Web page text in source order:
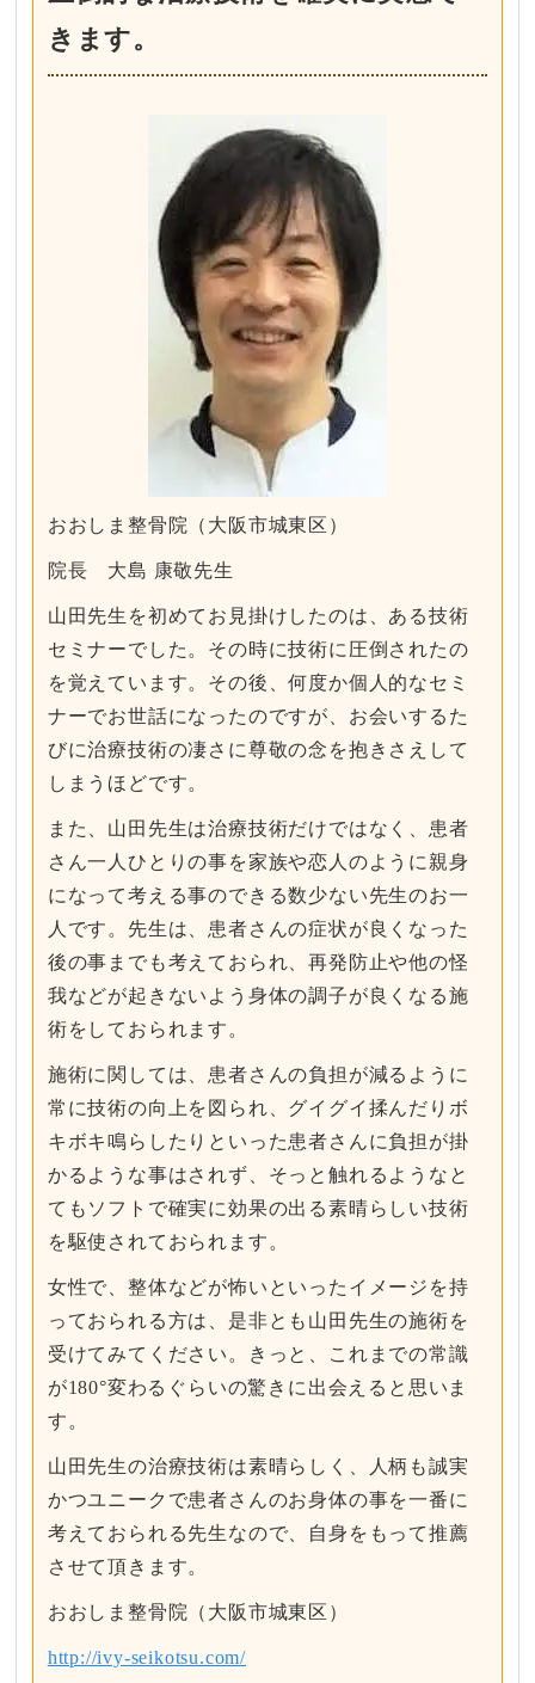
きます。
おおしま整骨院（大阪市城東区）
院長 大島 康敬先生
山田先生を初めてお見掛けしたのは、ある技術
セミナーでした。その時に技術に圧倒されたの
を覚えています。その後、何度か個人的なセミ
ナーでお世話になったのですが、お会いするた
びに治療技術の凄さに尊敬の念を抱きさえして
しまうほどです。
また、山田先生は治療技術だけではなく、患者
さん一人ひとりの事を家族や恋人のように親身
になって考える事のできる数少ない先生のお一
人です。先生は、患者さんの症状が良くなった
後の事までも考えておられ、再発防止や他の怪
我などが起きないよう身体の調子が良くなる施
術をしておられます。
施術に関しては、患者さんの負担が減るように
常に技術の向上を図られ、グイグイ揉んだりボ
キボキ鳴らしたりといった患者さんに負担が掛
かるような事はされず、そっと触れるようなと
てもソフトで確実に効果の出る素晴らしい技術
を駆使されておられます。
女性で、整体などが怖いといったイメージを持
っておられる方は、是非とも山田先生の施術を
受けてみてください。きっと、これまでの常識
が180°変わるぐらいの驚きに出会えると思いま
す。
山田先生の治療技術は素晴らしく、人柄も誠実
かつユニークで患者さんのお身体の事を一番に
考えておられる先生なので、自身をもって推薦
させて頂きます。
おおしま整骨院（大阪市城東区）
http://ivy-seikotsu.com/